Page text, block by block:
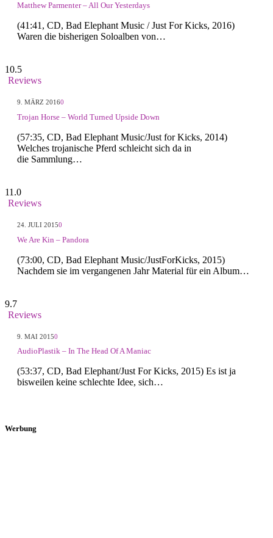
Matthew Parmenter – All Our Yesterdays
(41:41, CD, Bad Elephant Music / Just For Kicks, 2016)
Waren die bisherigen Soloalben von…
10.5
Reviews
9. MÄRZ 20160
Trojan Horse – World Turned Upside Down
(57:35, CD, Bad Elephant Music/Just for Kicks, 2014)
Welches trojanische Pferd schleicht sich da in
die Sammlung…
11.0
Reviews
24. JULI 20150
We Are Kin – Pandora
(73:00, CD, Bad Elephant Music/JustForKicks, 2015)
Nachdem sie im vergangenen Jahr Material für ein Album…
9.7
Reviews
9. MAI 20150
AudioPlastik – In The Head Of A Maniac
(53:37, CD, Bad Elephant/Just For Kicks, 2015) Es ist ja
bisweilen keine schlechte Idee, sich…
Werbung